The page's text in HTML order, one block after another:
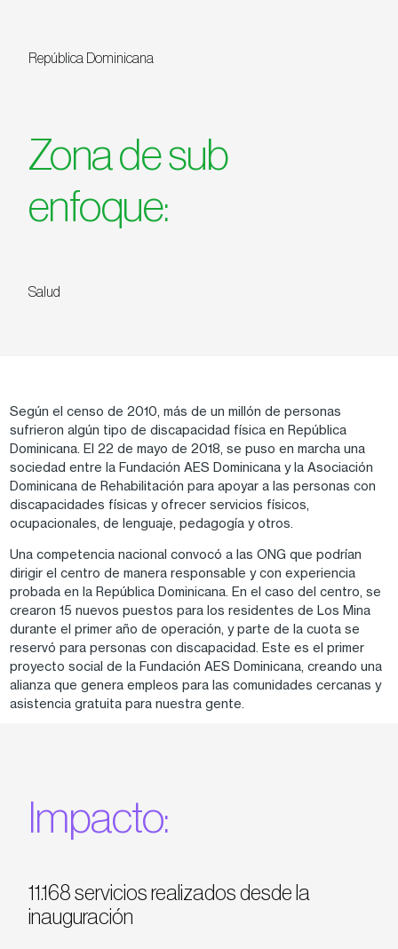
República Dominicana
Zona de sub
enfoque:
Salud
Según el censo de 2010, más de un millón de personas
sufrieron algún tipo de discapacidad física en República
Dominicana. El 22 de mayo de 2018, se puso en marcha una
sociedad entre la Fundación AES Dominicana y la Asociación
Dominicana de Rehabilitación para apoyar a las personas con
discapacidades físicas y ofrecer servicios físicos,
ocupacionales, de lenguaje, pedagogía y otros.
Una competencia nacional convocó a las ONG que podrían
dirigir el centro de manera responsable y con experiencia
probada en la República Dominicana. En el caso del centro, se
crearon 15 nuevos puestos para los residentes de Los Mina
durante el primer año de operación, y parte de la cuota se
reservó para personas con discapacidad. Este es el primer
proyecto social de la Fundación AES Dominicana, creando una
alianza que genera empleos para las comunidades cercanas y
asistencia gratuita para nuestra gente.
Impacto:
11.168 servicios realizados desde la
inauguración